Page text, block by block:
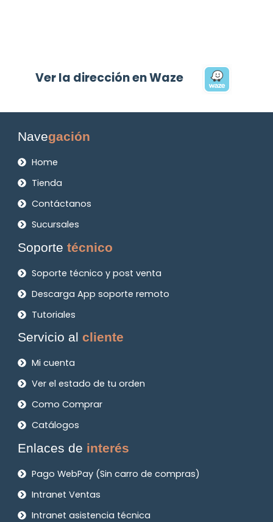
Ver la dirección en Waze
Navegación
Home
Tienda
Contáctanos
Sucursales
Soportetécnico
Soporte técnico y post venta
Descarga App soporte remoto
Tutoriales
Servicio alcliente
Mi cuenta
Ver el estado de tu orden
Como Comprar
Catálogos
Enlaces de interés
Pago WebPay (Sin carro de compras)
Intranet Ventas
Intranet asistencia técnica